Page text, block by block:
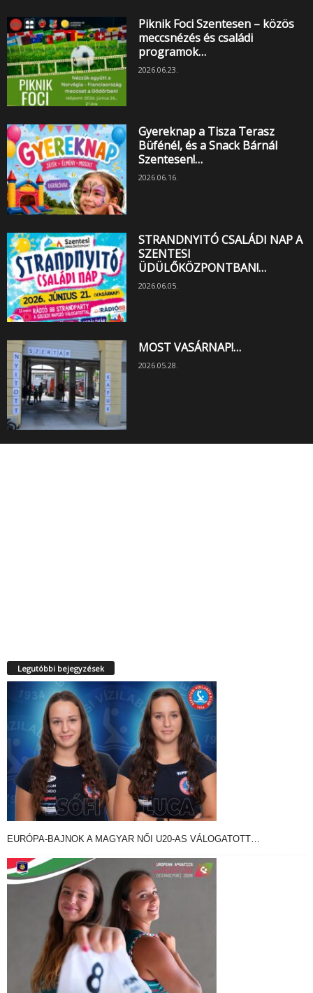
Piknik Foci Szentesen – közös
meccsnézés és családi
programok…
2026.06.23.
Gyereknap a Tisza Terasz
Büfénél, és a Snack Bárnál
Szentesen!…
2026.06.16.
STRANDNYITÓ CSALÁDI NAP A
SZENTESI
ÜDÜLŐKÖZPONTBAN!…
2026.06.05.
MOST VASÁRNAP!…
2026.05.28.
Legutóbbi bejegyzések
EURÓPA-BAJNOK A MAGYAR NŐI U20-AS VÁLOGATOTT…